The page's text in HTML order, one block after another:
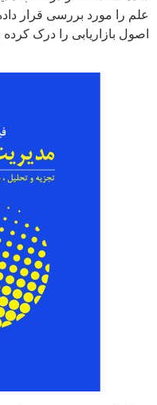
علم را مورد بررسی قرار
اصول بازاریابی را درک